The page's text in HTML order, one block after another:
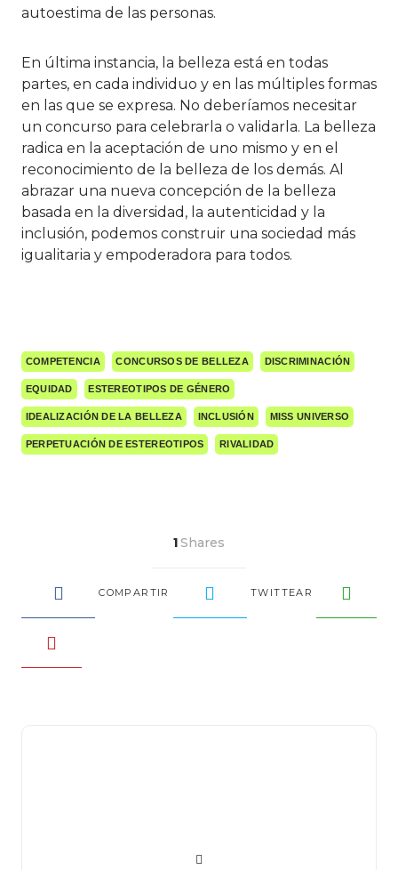
autoestima de las personas.
En última instancia, la belleza está en todas
partes, en cada individuo y en las múltiples formas
en las que se expresa. No deberíamos necesitar
un concurso para celebrarla o validarla. La belleza
radica en la aceptación de uno mismo y en el
reconocimiento de la belleza de los demás. Al
abrazar una nueva concepción de la belleza
basada en la diversidad, la autenticidad y la
inclusión, podemos construir una sociedad más
igualitaria y empoderadora para todos.
COMPETENCIA CONCURSOS DE BELLEZA DISCRIMINACIÓN
EQUIDAD ESTEREOTIPOS DE GÉNERO
IDEALIZACIÓN DE LA BELLEZA INCLUSIÓN MISS UNIVERSO
PERPETUACIÓN DE ESTEREOTIPOS RIVALIDAD
1 Shares
COMPARTIR TWITTEAR